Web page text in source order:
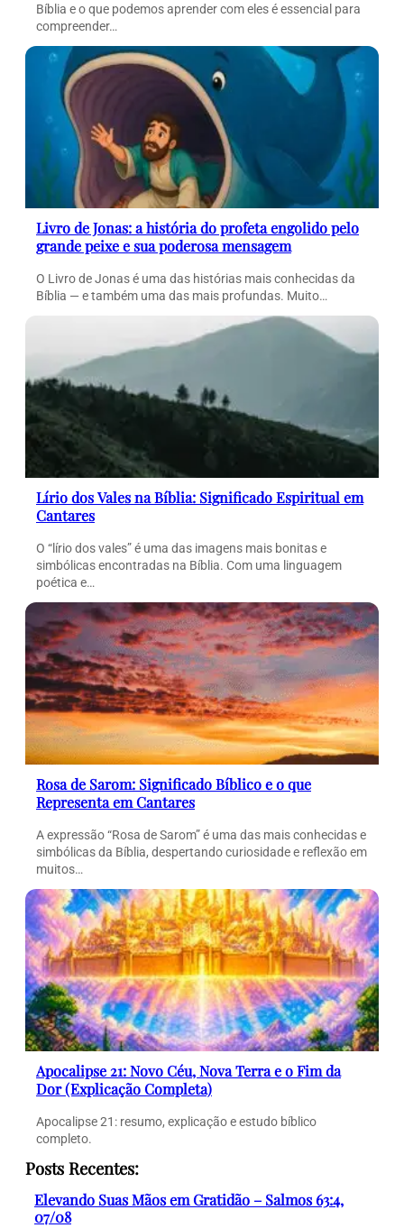
Bíblia e o que podemos aprender com eles é essencial para
compreender…
Livro de Jonas: a história do profeta engolido pelo
grande peixe e sua poderosa mensagem
O Livro de Jonas é uma das histórias mais conhecidas da
Bíblia — e também uma das mais profundas. Muito…
Lírio dos Vales na Bíblia: Significado Espiritual em
Cantares
O “lírio dos vales” é uma das imagens mais bonitas e
simbólicas encontradas na Bíblia. Com uma linguagem
poética e…
Rosa de Sarom: Significado Bíblico e o que
Representa em Cantares
A expressão “Rosa de Sarom” é uma das mais conhecidas e
simbólicas da Bíblia, despertando curiosidade e reflexão em
muitos…
Apocalipse 21: Novo Céu, Nova Terra e o Fim da
Dor (Explicação Completa)
Apocalipse 21: resumo, explicação e estudo bíblico
completo.
Posts Recentes:
Elevando Suas Mãos em Gratidão – Salmos 63:4,
07/08